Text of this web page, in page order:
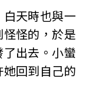
白天時也與一
怪的，於是
出去。小蠻
回到自己的